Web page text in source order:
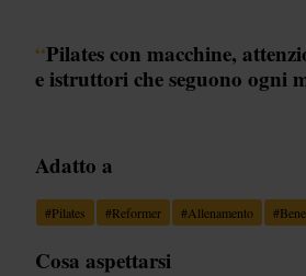
“Pilates con macchine,
e istruttori che seguono ogni
Adatto a
#Pilates #Reformer #Allenamento #
Cosa aspettarsi